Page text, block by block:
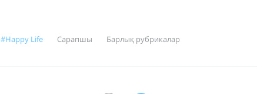
#Happy Life Сарапшы Барлық рубрикалар